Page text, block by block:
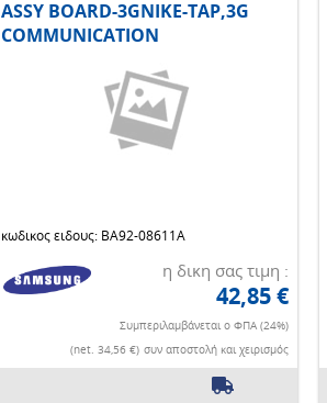
ASSY BOARD-3GNIKE-TAP,3G
COMMUNICATION
κωδικος ειδους: BA92-08611A
η δικη σας τιμη :
42,85 €
Συμπεριλαμβάνεται ο ΦΠΑ (24%)
(net. 34,56 €) συν αποστολή και χειρισμός